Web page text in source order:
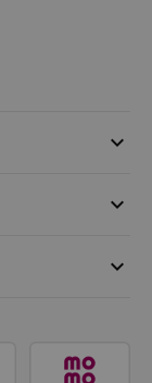
keyboard_arrow_down
keyboard_arrow_down
keyboard_arrow_down